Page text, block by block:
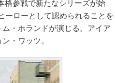
参戦で新たなシリーズが始
ーローとして認められることを
・ホランドが演じる。アイア
・ワッツ。